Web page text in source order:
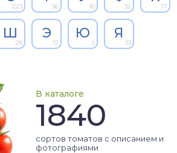
223 56 16 32 17
Ш
28
Э
12
Ю
5
Я
33
В каталоге
1840
сортов томатов с описанием и
фотографиями